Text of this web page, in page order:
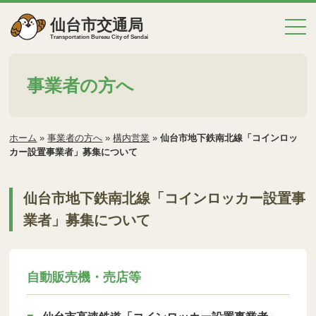
仙台市交通局
Transportation Bureau City of Sendai
事業者の方へ
ホーム »事業者の方へ »構内営業 »仙台市地下鉄南北線「コインロッ
カー設置事業者」募集について
仙台市地下鉄南北線「コインロッカー設置事
業者」募集について
自動販売機・売店等